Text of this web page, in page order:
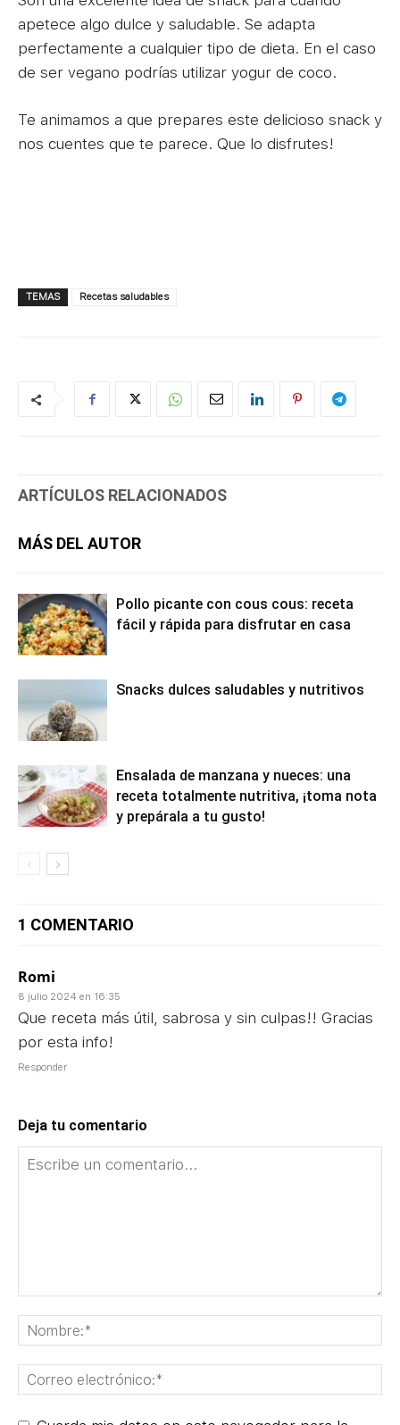
apetece algo dulce y saludable. Se adapta
perfectamente a cualquier tipo de dieta. En el caso
de ser vegano podrías utilizar yogur de coco.
Te animamos a que prepares este delicioso snack y
nos cuentes que te parece. Que lo disfrutes!
TEMAS Recetas saludables
ARTÍCULOS RELACIONADOS
MÁS DEL AUTOR
Pollo picante con cous cous: receta
fácil y rápida para disfrutar en casa
Snacks dulces saludables y nutritivos
Ensalada de manzana y nueces: una
receta totalmente nutritiva, ¡toma nota
y prepárala a tu gusto!
1 COMENTARIO
Romi
8 julio 2024 en 16:35
Que receta más útil, sabrosa y sin culpas!! Gracias
por esta info!
Responder
Deja tu comentario